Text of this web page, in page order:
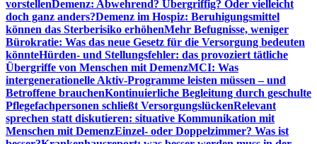
vorstellenDemenz: Abwehrend? Übergriffig? Oder vielleicht
doch ganz anders?Demenz im Hospiz: Beruhigungsmittel
können das Sterberisiko erhöhenMehr Befugnisse, weniger
Bürokratie: Was das neue Gesetz für die Versorgung bedeuten
könnteHürden- und Stellungsfehler: das provoziert tätliche
Übergriffe von Menschen mit DemenzMCI: Was
intergenerationelle Aktiv-Programme leisten müssen – und
Betroffene brauchenKontinuierliche Begleitung durch geschulte
Pflegefachpersonen schließt VersorgungslückenRelevant
sprechen statt diskutieren: situative Kommunikation mit
Menschen mit DemenzEinzel- oder Doppelzimmer? Was ist